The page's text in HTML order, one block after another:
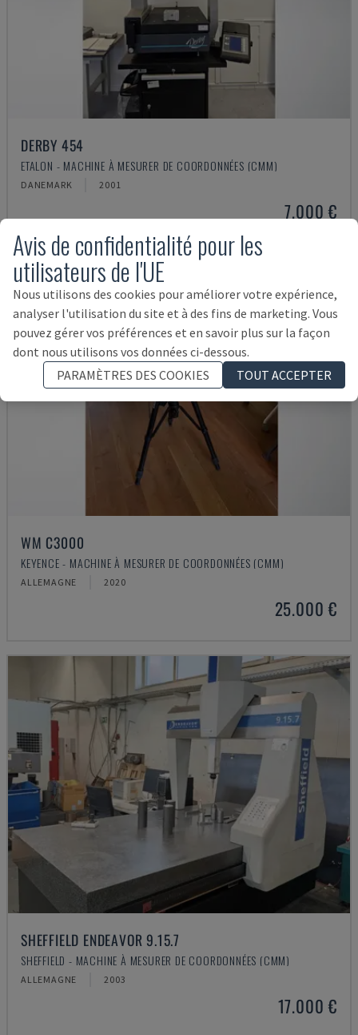
DERBY 454
ETALON - MACHINE À MESURER DE COORDONNÉES (CMM)
DANEMARK 2001
7.000 €
WM C3000
KEYENCE - MACHINE À MESURER DE COORDONNÉES (CMM)
ALLEMAGNE 2020
25.000 €
SHEFFIELD ENDEAVOR 9.15.7
SHEFFIELD - MACHINE À MESURER DE COORDONNÉES (CMM)
ALLEMAGNE 2003
17.000 €
Avis de confidentialité pour les
utilisateurs de l'UE
Nous utilisons des cookies pour améliorer votre expérience,
analyser l'utilisation du site et à des fins de marketing. Vous
pouvez gérer vos préférences et en savoir plus sur la façon
dont nous utilisons vos données ci-dessous.
PARAMÈTRES DES COOKIES
TOUT ACCEPTER